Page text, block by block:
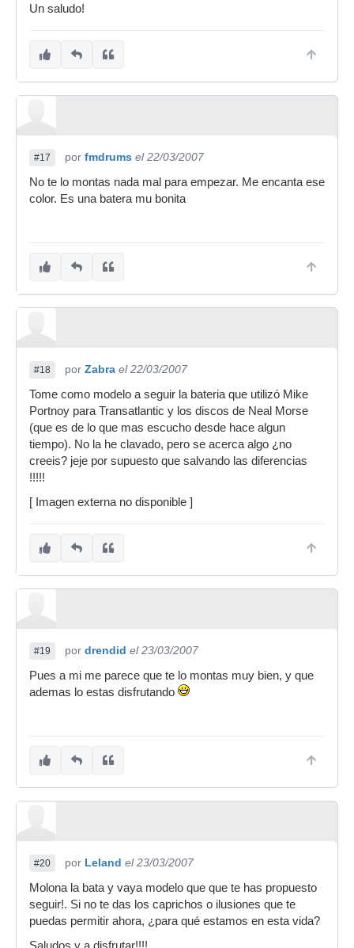
Un saludo!
#17 por fmdrums el 22/03/2007
No te lo montas nada mal para empezar. Me encanta ese
color. Es una batera mu bonita
#18 por Zabra el 22/03/2007
Tome como modelo a seguir la bateria que utilizó Mike
Portnoy para Transatlantic y los discos de Neal Morse
(que es de lo que mas escucho desde hace algun
tiempo). No la he clavado, pero se acerca algo ¿no
creeis? jeje por supuesto que salvando las diferencias
!!!!!
[ Imagen externa no disponible ]
#19 por drendid el 23/03/2007
Pues a mi me parece que te lo montas muy bien, y que
ademas lo estas disfrutando
#20 por Leland el 23/03/2007
Molona la bata y vaya modelo que que te has propuesto
seguir!. Si no te das los caprichos o ilusiones que te
puedas permitir ahora, ¿para qué estamos en esta vida?